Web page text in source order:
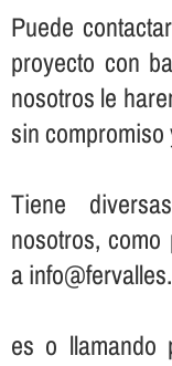
Puede
proyecto con
nosotros le
sin compromiso
Tiene
nosotros,
a info@fervalles.
es o llamando